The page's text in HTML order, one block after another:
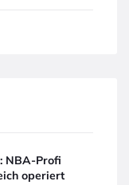
NBA-Profi
operiert